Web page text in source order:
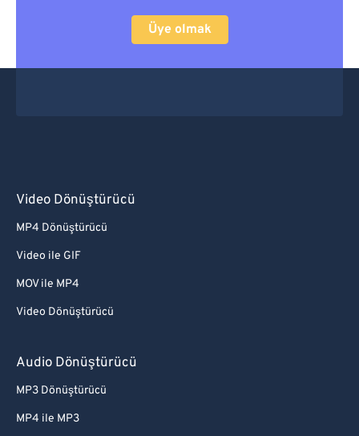
Üye olmak
Video Dönüştürücü
MP4 Dönüştürücü
Video ile GIF
MOV ile MP4
Video Dönüştürücü
Audio Dönüştürücü
MP3 Dönüştürücü
MP4 ile MP3